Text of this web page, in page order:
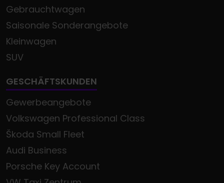
Gebrauchtwagen
Saisonale Sonderangebote
Kleinwagen
SUV
GESCHÄFTSKUNDEN
Gewerbeangebote
Volkswagen Professional Class
Škoda Small Fleet
Audi Business
Porsche Key Account